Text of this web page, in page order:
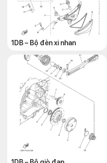
1DB – Bộ đèn xi nhan